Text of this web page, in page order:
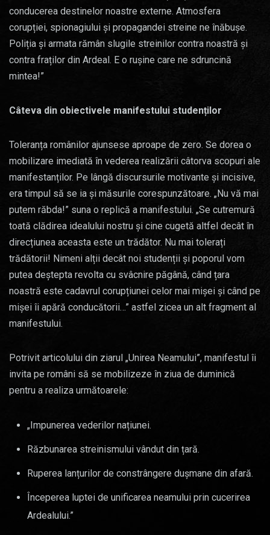
conducerea destinelor noastre externe. Atmosfera
corupției, spionagiului și propagandei streine ne înăbușe.
Poliția și armata rămân slugile streinilor contra noastră și
contra fraților din Ardeal. E o rușine care ne sdruncină
mintea!”
Câteva din obiectivele manifestului studenților
Toleranța românilor ajunsese aproape de zero. Se dorea o
mobilizare imediată în vederea realizării câtorva scopuri ale
manifestanților. Pe lângă discursurile motivante și incisive,
era timpul să se ia și măsurile corespunzătoare. „Nu vă mai
putem răbda!” suna o replică a manifestului. „Se cutremură
toată clădirea idealului nostru și cine cugetă altfel decât în
direcțiunea aceasta este un trădător. Nu mai tolerați
trădătorii! Nimeni alții decât noi studenții și poporul vom
putea deștepta revolta cu svâcnire păgână, când țara
noastră este cadavrul corupțiunei celor mai mișei și când pe
mișei îi apără conducătorii…” astfel zicea un alt fragment al
manifestului.
Potrivit articolului din ziarul „Unirea Neamului”, manifestul îi
invita pe români să se mobilizeze în ziua de duminică
pentru a realiza următoarele:
„Impunerea vederilor națiunei.
Răzbunarea streinismului vândut din țară.
Ruperea lanțurilor de constrângere dușmane din afară.
Începerea luptei de unificarea neamului prin cucerirea
Ardealului.”